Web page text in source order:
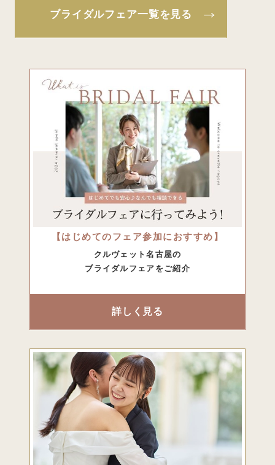
ブライダルフェア一覧を見る
【はじめてのフェア参加におすすめ】
クルヴェット名古屋の
ブライダルフェアをご紹介
詳しく見る